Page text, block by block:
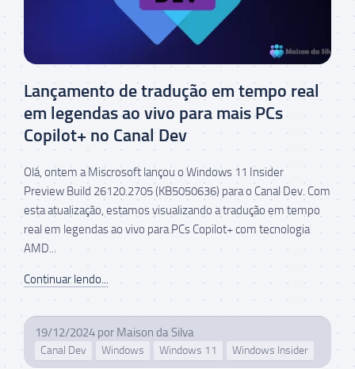
Lançamento de tradução em tempo real
em legendas ao vivo para mais PCs
Copilot+ no Canal Dev
Olá, ontem a Miscrosoft lançou o Windows 11 Insider
Preview Build 26120.2705 (KB5050636) para o Canal Dev. Com
esta atualização, estamos visualizando a tradução em tempo
real em legendas ao vivo para PCs Copilot+ com tecnologia
AMD...
Continuar lendo...
19/12/2024 por Maison da Silva
Canal Dev Windows Windows 11 Windows Insider